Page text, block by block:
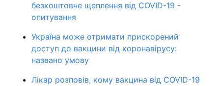
безкоштовне щеплення від COVID-19 -
опитування
Україна може отримати прискорений
доступ до вакцини від коронавірусу:
названо умову
Лікар розповів, кому вакцина від COVID-19